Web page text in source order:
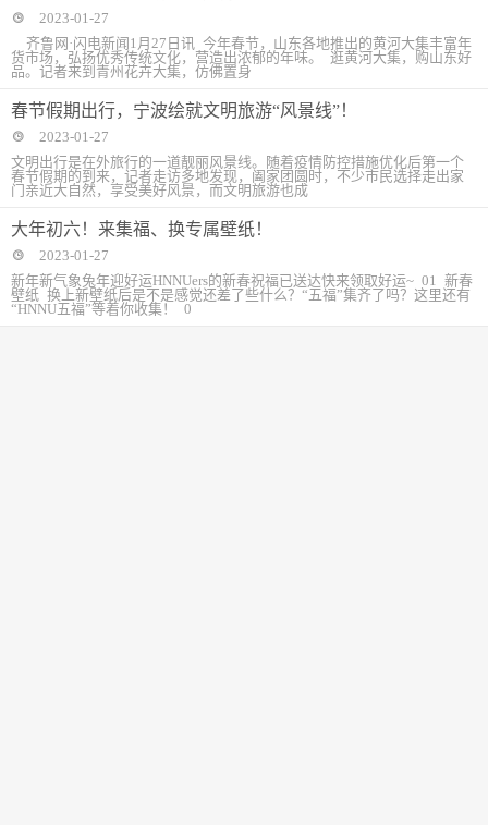
2023-01-27
齐鲁网·闪电新闻1月27日讯 今年春节，山东各地推出的黄河大集丰富年
货市场，弘扬优秀传统文化，营造出浓郁的年味。 逛黄河大集，购山东好
品。记者来到青州花卉大集，仿佛置身
春节假期出行，宁波绘就文明旅游“风景线”！
2023-01-27
文明出行是在外旅行的一道靓丽风景线。随着疫情防控措施优化后第一个
春节假期的到来，记者走访多地发现，阖家团圆时，不少市民选择走出家
门亲近大自然，享受美好风景，而文明旅游也成
大年初六！来集福、换专属壁纸！
2023-01-27
新年新气象兔年迎好运HNNUers的新春祝福已送达快来领取好运~ 01 新春
壁纸 换上新壁纸后是不是感觉还差了些什么？“五福”集齐了吗？这里还有
“HNNU五福”等着你收集！ 0